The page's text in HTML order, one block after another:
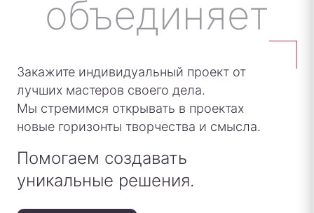
Закажите индивидуальный проект от
лучших мастеров своего дела.
Мы стремимся открывать в проектах
новые горизонты творчества и смысла.
Помогаем создавать
уникальные решения.